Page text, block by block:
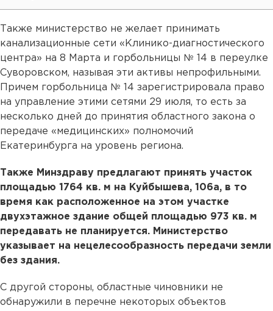
Также министерство не желает принимать
канализационные сети «Клинико-диагностического
центра» на 8 Марта и горбольницы № 14 в переулке
Суворовском, называя эти активы непрофильными.
Причем горбольница № 14 зарегистрировала право
на управление этими сетями 29 июля, то есть за
несколько дней до принятия областного закона о
передаче «медицинских» полномочий
Екатеринбурга на уровень региона.
Также Минздраву предлагают принять участок
площадью 1764 кв. м на Куйбышева, 106а, в то
время как расположенное на этом участке
двухэтажное здание общей площадью 973 кв. м
передавать не планируется. Министерство
указывает на нецелесообразность передачи земли
без здания.
С другой стороны, областные чиновники не
обнаружили в перечне некоторых объектов